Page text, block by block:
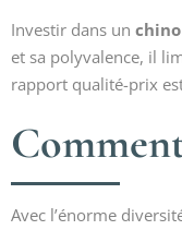
Investir dans un
et sa polyvalence, il
rapport qualité-prix
Avec l’énorme